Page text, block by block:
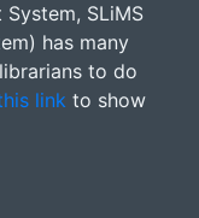
SLiMS
has many
to do
link to show